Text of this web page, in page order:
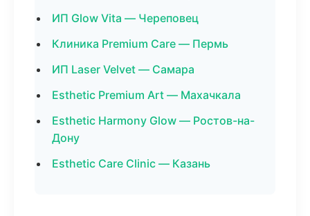
ИП Glow Vita — Череповец
Клиника Premium Care — Пермь
ИП Laser Velvet — Самара
Esthetic Premium Art — Махачкала
Esthetic Harmony Glow — Ростов-на-
Дону
Esthetic Care Clinic — Казань